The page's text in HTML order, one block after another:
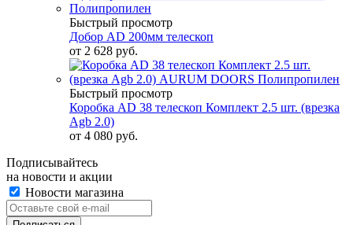
Быстрый просмотр
Добор AD 200мм телескоп
от 2 628 руб.
Быстрый просмотр
Коробка AD 38 телескоп Комплект 2.5 шт. (врезка
Agb 2.0)
от 4 080 руб.
Подписывайтесь
на новости и акции
Новости магазина